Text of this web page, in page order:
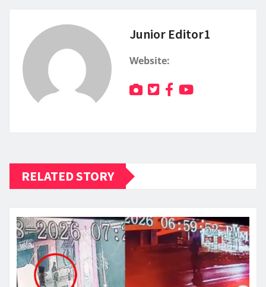
Junior Editor1
Website:
RELATED STORY